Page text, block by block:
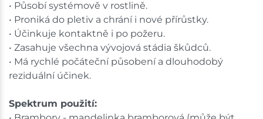
• Působí systémově v rostlině.
• Proniká do pletiv a chrání i nové přírůstky.
• Účinkuje kontaktně i po požeru.
• Zasahuje všechna vývojová stádia škůdců.
• Má rychlé počáteční působení a dlouhodobý
reziduální účinek.
Spektrum použití: